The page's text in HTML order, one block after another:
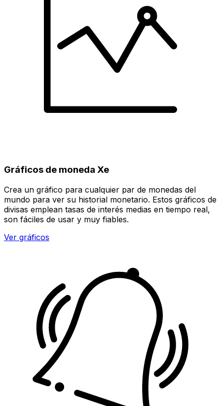
Gráficos de moneda Xe
Crea un gráfico para cualquier par de monedas del
mundo para ver su historial monetario. Estos gráficos de
divisas emplean tasas de interés medias en tiempo real,
son fáciles de usar y muy fiables.
Ver gráficos